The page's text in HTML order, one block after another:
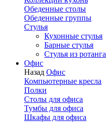
Обеденные столы
Обеденные группы
Стулья
Кухонные стулья
Барные стулья
Стулья из ротанга
Офис
Назад Офис
Компьютерные кресла
Полки
Столы для офиса
Тумбы для офиса
Шкафы для офиса